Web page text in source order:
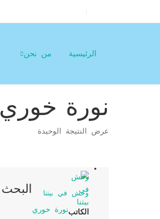
الرئيسية من نحن
نورة خوري
عرض النتيجة الوحيدة
وحش في بيتنا
الكاتبنورة خوري
البحث